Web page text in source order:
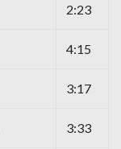
2:23
4:15
3:17
3:33